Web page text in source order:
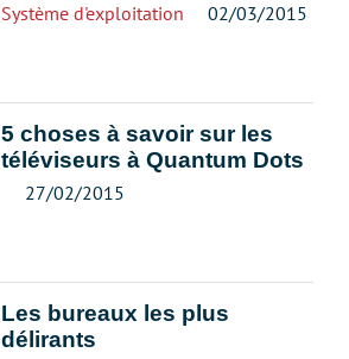
Système d'exploitation 02/03/2015
5 choses à savoir sur les
téléviseurs à Quantum Dots
27/02/2015
Les bureaux les plus
délirants